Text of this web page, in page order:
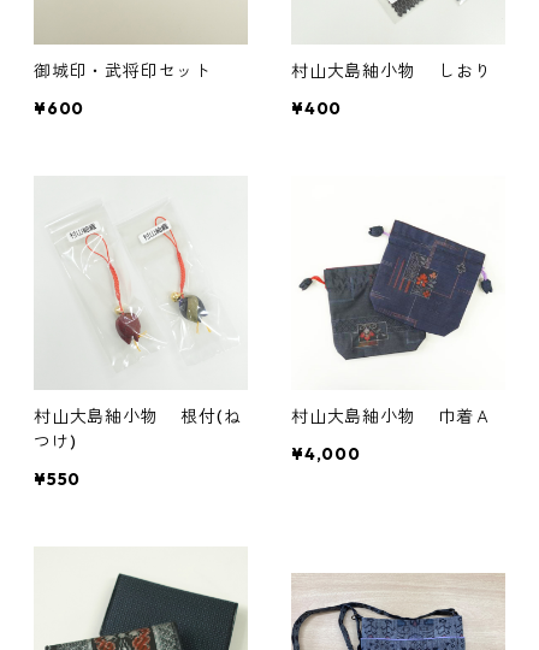
御城印・武将印セット
¥600
村山大島紬小物 しおり
¥400
村山大島紬小物 根付(ね
つけ)
¥550
村山大島紬小物 巾着Ａ
¥4,000